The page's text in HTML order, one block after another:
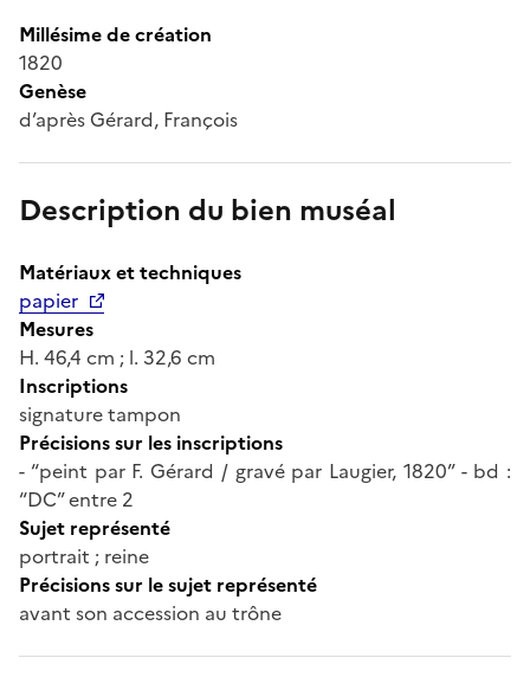
Millésime de création
1820
Genèse
d’après Gérard, François
Description du bien muséal
Matériaux et techniques
papier
Mesures
H. 46,4 cm ; l. 32,6 cm
Inscriptions
signature tampon
Précisions sur les inscriptions
- “peint par F. Gérard / gravé par Laugier, 1820” - bd :
“DC” entre 2
Sujet représenté
portrait ; reine
Précisions sur le sujet représenté
avant son accession au trône